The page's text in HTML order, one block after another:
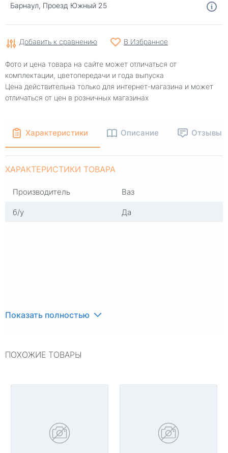
Барнаул, Проезд Южный 25
Добавить к сравнению В Избранное
Фото и цена товара на сайте может отличаться от
комплектации, цветопередачи и года выпуска
Цена действительна только для интернет-магазина и может
отличаться от цен в розничных магазинах
Характеристики Описание Отзывы
ХАРАКТЕРИСТИКИ ТОВАРА
Производитель
Ваз
б/у
Да
Показать полностью
ПОХОЖИЕ ТОВАРЫ